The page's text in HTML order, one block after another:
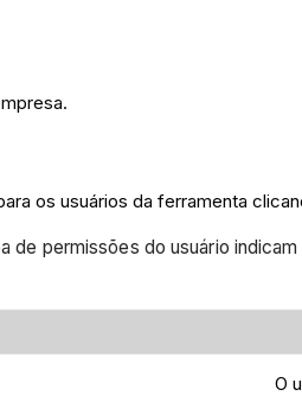
os usuários da ferramenta
permissões do usuário
O